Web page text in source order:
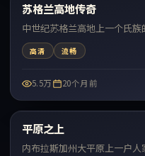
最新
苏格兰高地传奇
中世纪苏格兰高地上一个氏族
高清 流畅
5.5万 20个月前
最新
平原之上
内布拉斯加州大平原上一户人